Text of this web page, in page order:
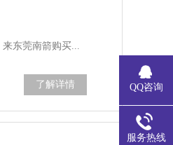
东莞南箭购买...
了解详情 QQ咨询
服务热线